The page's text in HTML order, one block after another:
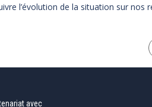
l’évolution de la situation sur nos
avec